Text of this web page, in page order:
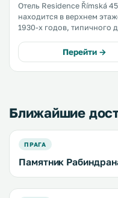
Отель Residence Římská 45
находится в верхнем
1930-х годов, типичного
расположен в 10 минутах
неспешной ходьбы от
площади. Во все номера можно
Перейти →
Ближайшие
ПРАГА
Памятник